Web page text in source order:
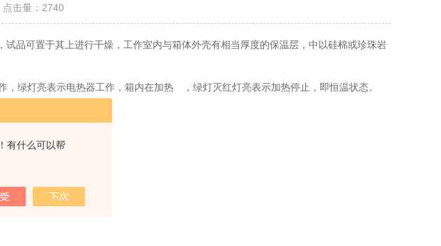
有什么可以帮
击量： 2740
品可置于其上进行干燥，工作室内与箱体外壳有相当厚度的保温层，中以硅棉或珍珠岩
绿灯亮表示电热器工作，箱内在加热 ，绿灯灭红灯亮表示加热停止，即恒温状态。